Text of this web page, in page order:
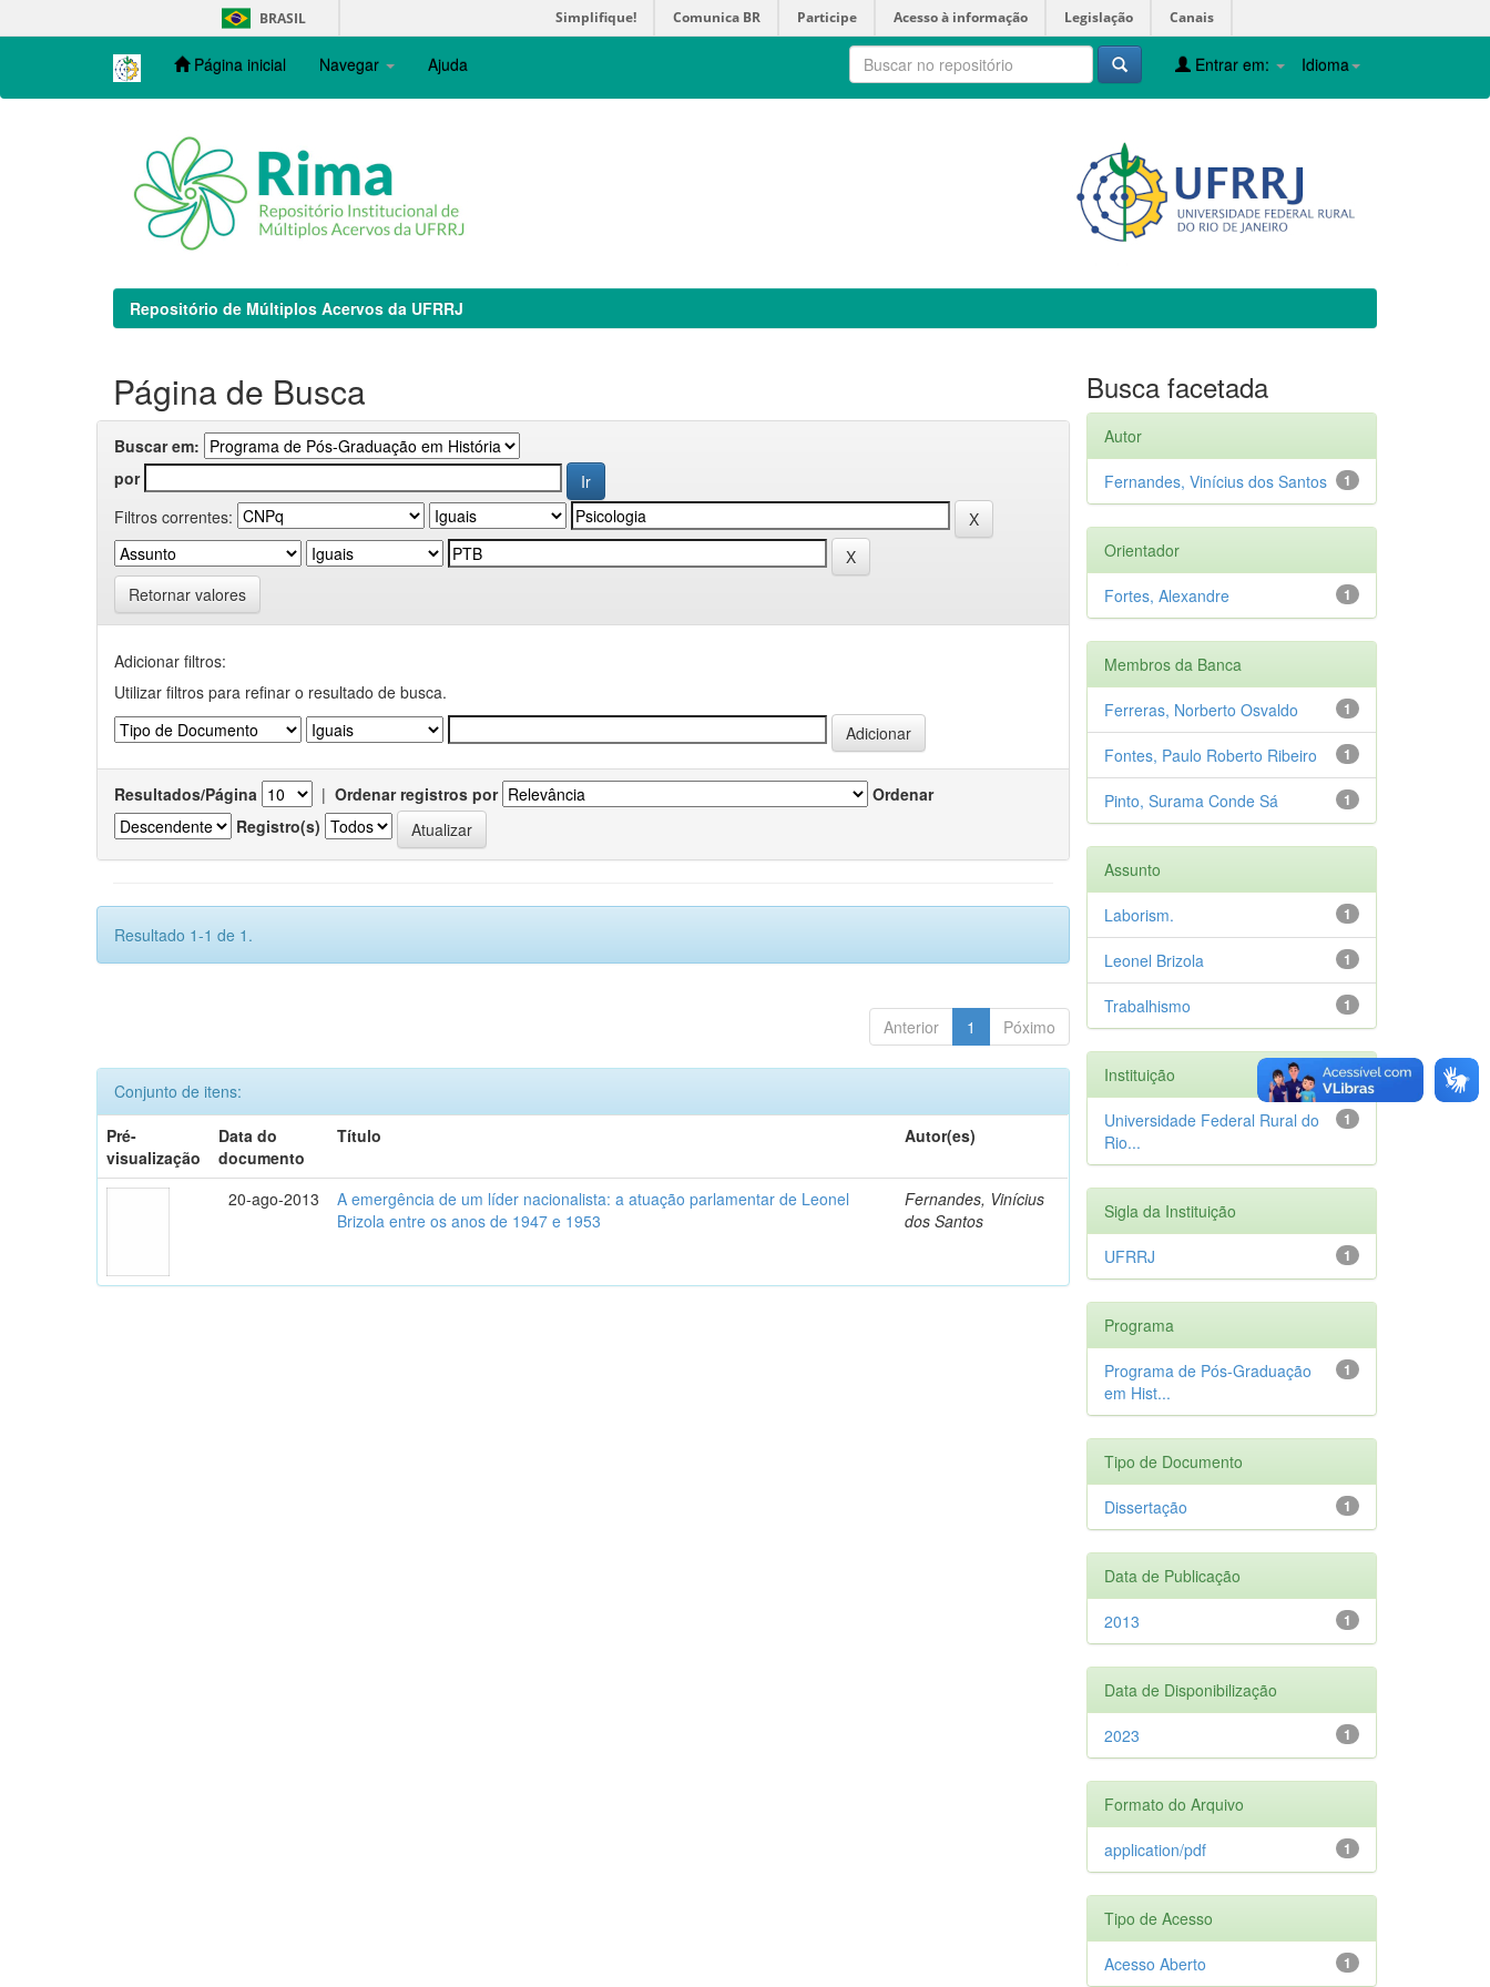
navigation
BRASIL Simplifique! Comunica BR Participe Acesso à informação Legislação Canais
Página inicial Navegar Ajuda Idioma
Entrar em:
Repositório de Múltiplos Acervos da UFRRJ
Página de Busca
Buscar em:
por
Filtros correntes:
Retornar valores
Adicionar filtros:
Utilizar filtros para refinar o resultado de busca.
Resultados/Página | Ordenar registros por
Ordenar
Registro(s)
Resultado 1-1 de 1.
Anterior 1 Póximo
Conjunto de itens:
Pré-
visualização
Data do
documento
Título Autor(es)
20-ago-2013
A emergência de um líder nacionalista: a atuação parlamentar de Leonel
Brizola entre os anos de 1947 e 1953
Fernandes, Vinícius
dos Santos
Busca facetada
Autor
1
Fernandes, Vinícius dos Santos
Orientador
1
Fortes, Alexandre
Membros da Banca
1
Ferreras, Norberto Osvaldo
1
Fontes, Paulo Roberto Ribeiro
1
Pinto, Surama Conde Sá
Assunto
1
Laborism.
1
Leonel Brizola
1
Trabalhismo
Instituição
1
Universidade Federal Rural do
Rio...
Sigla da Instituição
1
UFRRJ
Programa
1
Programa de Pós-Graduação
em Hist...
Tipo de Documento
1
Dissertação
Data de Publicação
1
2013
Data de Disponibilização
1
2023
Formato do Arquivo
1
application/pdf
Tipo de Acesso
1
Acesso Aberto